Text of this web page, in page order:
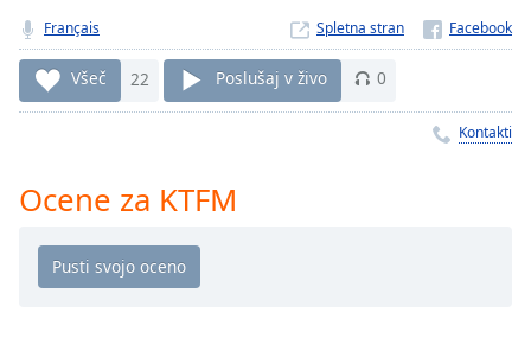
Chapters
Chapters
off,
Subtitles
Français Spletna stran
Všeč 22 Poslušaj v živo 0
Kontakti
Ocene za KTFM